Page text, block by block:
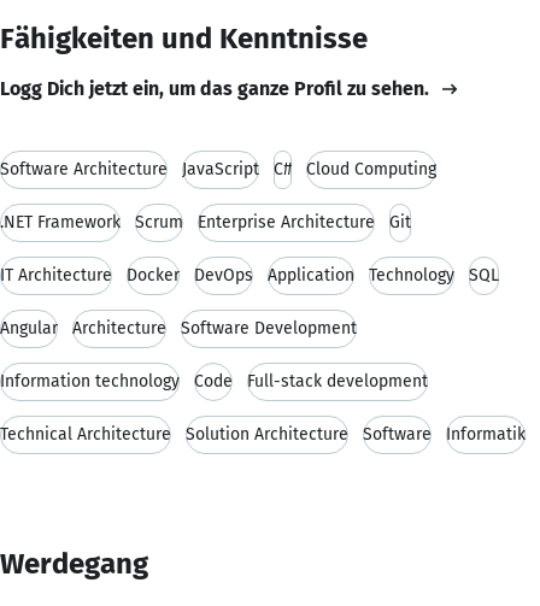
Fähigkeiten und Kenntnisse
Logg Dich jetzt ein, um das ganze Profil zu sehen.
Software Architecture JavaScript C# Cloud Computing
.NET Framework Scrum Enterprise Architecture Git
IT Architecture Docker DevOps Application Technology SQL
Angular Architecture Software Development
Information technology Code Full-stack development
Technical Architecture Solution Architecture Software Informatik
Werdegang